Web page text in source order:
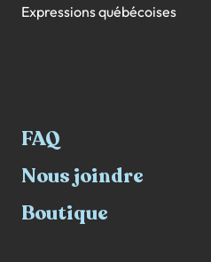
Expressions québécoises
FAQ
Nous joindre
Boutique